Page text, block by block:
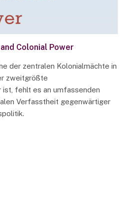
Colonial Power
der zentralen Kolonialmächte in
zweitgrößte
fehlt es an umfassenden
Verfasstheit gegenwärtiger